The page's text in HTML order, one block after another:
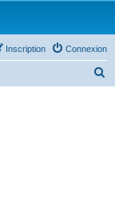
Connexion
Inscription